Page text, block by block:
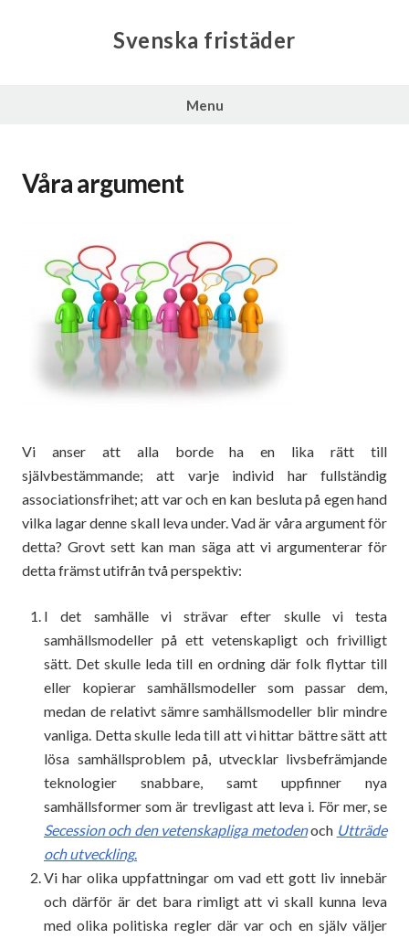
Svenska fristäder
Menu
Våra argument
Vi anser att alla borde ha en lika rätt till
självbestämmande; att varje individ har fullständig
associationsfrihet; att var och en kan besluta på egen hand
vilka lagar denne skall leva under. Vad är våra argument för
detta? Grovt sett kan man säga att vi argumenterar för
detta främst utifrån två perspektiv:
I det samhälle vi strävar efter skulle vi testa
samhällsmodeller på ett vetenskapligt och frivilligt
sätt. Det skulle leda till en ordning där folk flyttar till
eller kopierar samhällsmodeller som passar dem,
medan de relativt sämre samhällsmodeller blir mindre
vanliga. Detta skulle leda till att vi hittar bättre sätt att
lösa samhällsproblem på, utvecklar livsbefrämjande
teknologier snabbare, samt uppfinner nya
samhällsformer som är trevligast att leva i. För mer, se
Secession och den vetenskapliga metodenoch Utträde
och utveckling.
Vi har olika uppfattningar om vad ett gott liv innebär
och därför är det bara rimligt att vi skall kunna leva
med olika politiska regler där var och en själv väljer